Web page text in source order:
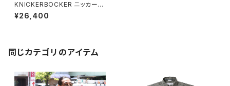
KNICKERBOCKER ニッカーボ
ッカー Doodle Rayon ＆ Cot
ton Shirt ドビーレーヨンコット
¥26,400
同じカテゴリのアイテム